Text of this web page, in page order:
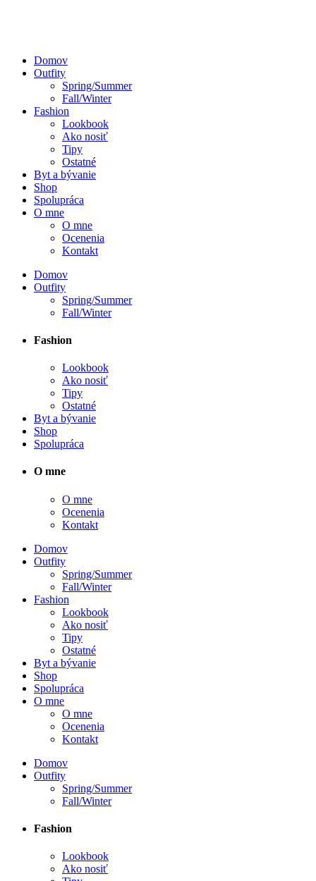
Domov
Outfity
Spring/Summer
Fall/Winter
Fashion
Lookbook
Ako nosiť
Tipy
Ostatné
Byt a bývanie
Shop
Spolupráca
O mne
O mne
Ocenenia
Kontakt
Domov
Outfity
Spring/Summer
Fall/Winter
Fashion
Lookbook
Ako nosiť
Tipy
Ostatné
Byt a bývanie
Shop
Spolupráca
O mne
O mne
Ocenenia
Kontakt
Domov
Outfity
Spring/Summer
Fall/Winter
Fashion
Lookbook
Ako nosiť
Tipy
Ostatné
Byt a bývanie
Shop
Spolupráca
O mne
O mne
Ocenenia
Kontakt
Domov
Outfity
Spring/Summer
Fall/Winter
Fashion
Lookbook
Ako nosiť